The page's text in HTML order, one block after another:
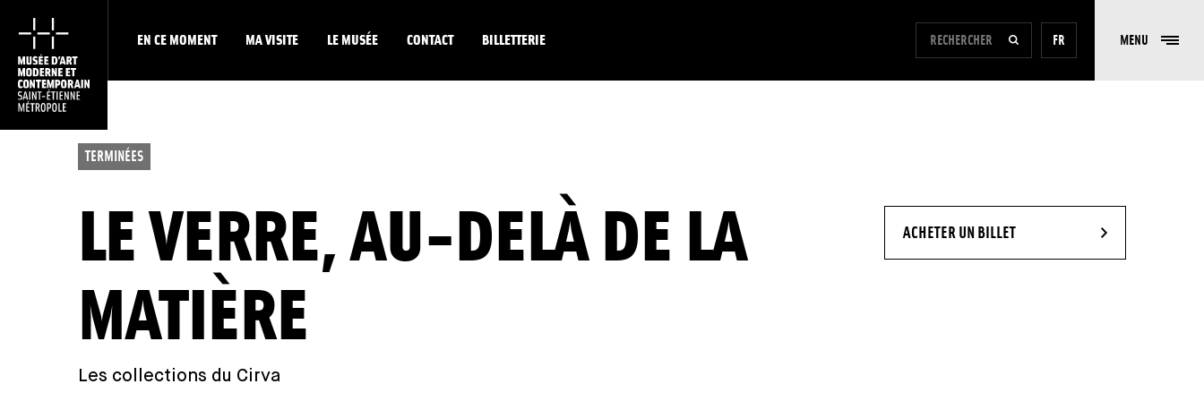
EN CE MOMENT MA VISITE LE MUSÉE CONTACT BILLETTERIE FORMULAIRE DE RECHERCHE DU SITE
RECHERCHERFR MENU
TERMINÉES
LE VERRE, AU-DELÀ DE LA
MATIÈRE
Les collections du Cirva
ACHETER UN BILLET- NOUVELLE FENÊTRE